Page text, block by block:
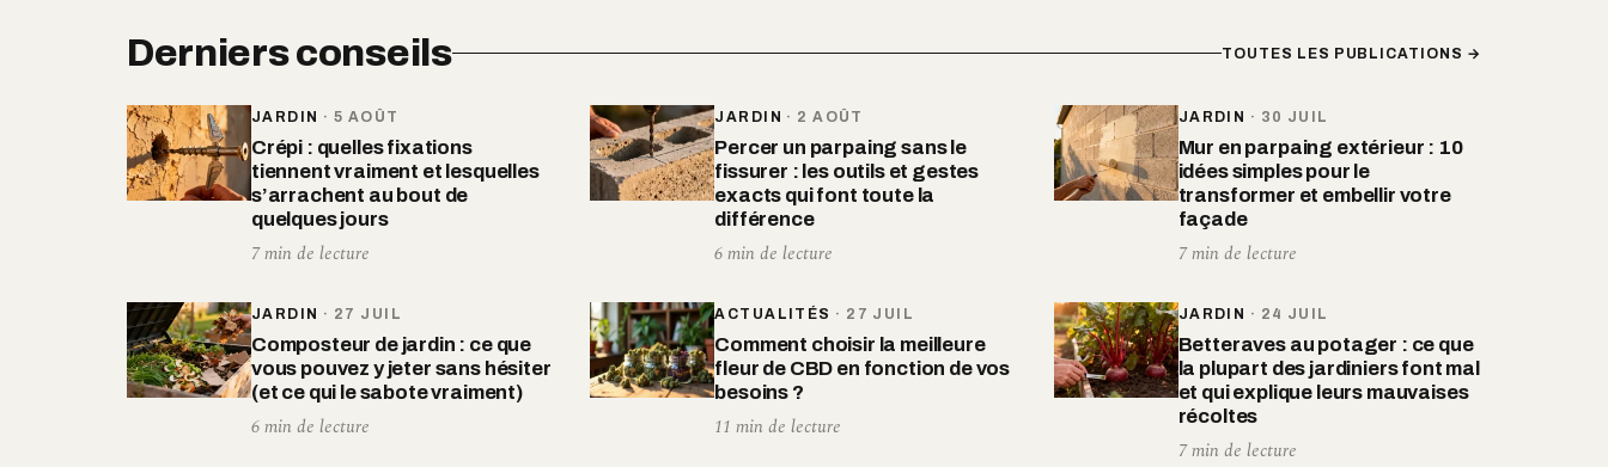
Derniers conseils TOUTES LES PUBLICATIONS →
JARDIN · 5 AOÛT
Crépi : quelles fixations
tiennent vraiment et lesquelles
s’arrachent au bout de
quelques jours
7 min de lecture
JARDIN · 2 AOÛT
Percer un parpaing sans le
fissurer : les outils et gestes
exacts qui font toute la
différence
6 min de lecture
JARDIN · 30 JUIL
Mur en parpaing extérieur : 10
idées simples pour le
transformer et embellir votre
façade
7 min de lecture
JARDIN · 27 JUIL
Composteur de jardin : ce que
vous pouvez y jeter sans hésiter
(et ce qui le sabote vraiment)
6 min de lecture
ACTUALITÉS · 27 JUIL
Comment choisir la meilleure
fleur de CBD en fonction de vos
besoins ?
11 min de lecture
JARDIN · 24 JUIL
Betteraves au potager : ce que
la plupart des jardiniers font mal
et qui explique leurs mauvaises
récoltes
7 min de lecture